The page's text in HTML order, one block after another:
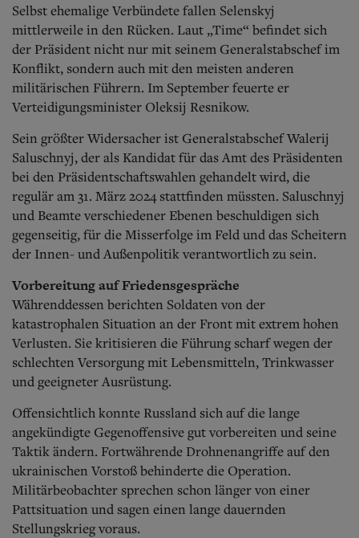
Selbst ehemalige Verbündete fallen Selenskyj
mittlerweile in den Rücken. Laut „Time“ befindet sich
der Präsident nicht nur mit seinem Generalstabschef im
Konflikt, sondern auch mit den meisten anderen
militärischen Führern. Im September feuerte er
Verteidigungsminister Oleksij Resnikow.
Sein größter Widersacher ist Generalstabschef Walerij
Saluschnyj, der als Kandidat für das Amt des Präsidenten
bei den Präsidentschaftswahlen gehandelt wird, die
regulär am 31. März 2024 stattfinden müssten. Saluschnyj
und Beamte verschiedener Ebenen beschuldigen sich
gegenseitig, für die Misserfolge im Feld und das Scheitern
der Innen- und Außenpolitik verantwortlich zu sein.
Vorbereitung auf Friedensgespräche
Währenddessen berichten Soldaten von der
katastrophalen Situation an der Front mit extrem hohen
Verlusten. Sie kritisieren die Führung scharf wegen der
schlechten Versorgung mit Lebensmitteln, Trinkwasser
und geeigneter Ausrüstung.
Offensichtlich konnte Russland sich auf die lange
angekündigte Gegenoffensive gut vorbereiten und seine
Taktik ändern. Fortwährende Drohnenangriffe auf den
ukrainischen Vorstoß behinderte die Operation.
Militärbeobachter sprechen schon länger von einer
Pattsituation und sagen einen lange dauernden
Stellungskrieg voraus.